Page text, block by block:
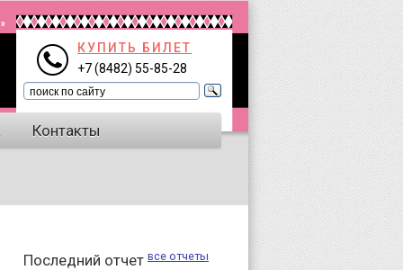
КУПИТЬ БИЛЕТ
+7 (8482) 55-85-28
Контакты
Последний отчет все отчеты